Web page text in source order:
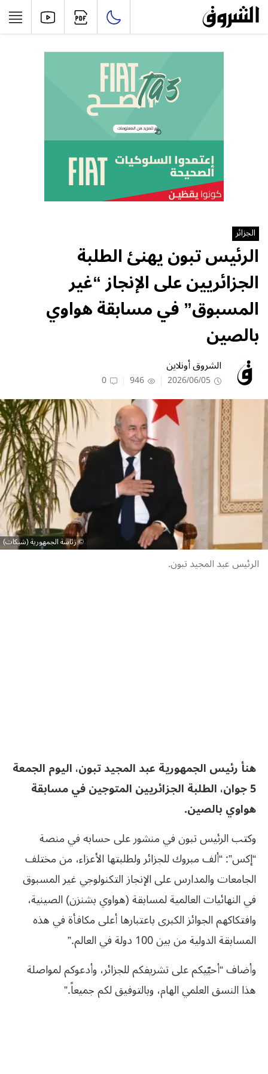
الجزائر
الرئيس تبون يهنئ الطلبة
الجزائريين على الإنجاز “غير
المسبوق” في مسابقة هواوي
بالصين
الشروق أونلاين
2026/06/05
946
0
رئاسة الجمهورية (شبكات)
الرئيس عبد المجيد تبون.
هنأ رئيس الجمهورية عبد المجيد تبون، اليوم الجمعة
5 جوان، الطلبة الجزائريين المتوجين في مسابقة
هواوي بالصين.
وكتب الرئيس تبون في منشور على حسابه في منصة
“إكس”: “ألف مبروك للجزائر ولطلبتها الأعزاء، من مختلف
الجامعات والمدارس على الإنجاز التكنولوجي غير المسبوق
في النهائيات العالمية لمسابقة (هواوي بشنزن) الصينية،
وافتكاكهم الجوائز الكبرى باعتبارها أعلى مكافأة في هذه
المسابقة الدولية من بين 100 دولة في العالم.”
وأضاف “أحيّيكم على تشريفكم للجزائر، وأدعوكم لمواصلة
هذا النسق العلمي الهام، وبالتوفيق لكم جميعاً.”